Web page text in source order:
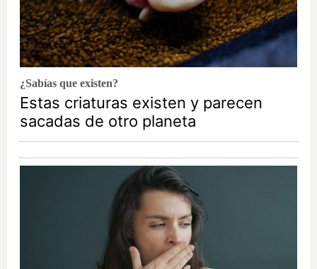
¿Sabías que existen?
Estas criaturas existen y parecen
sacadas de otro planeta